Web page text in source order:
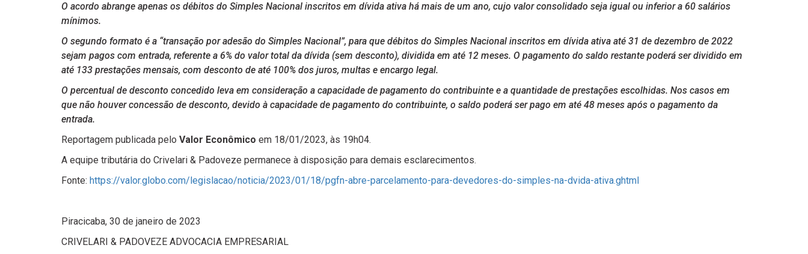
O acordo abrange apenas os débitos do Simples Nacional inscritos em dívida ativa há mais de um ano, cujo valor consolidado seja igual ou inferior a 60 salários
mínimos.
O segundo formato é a “transação por adesão do Simples Nacional”, para que débitos do Simples Nacional inscritos em dívida ativa até 31 de dezembro de 2022
sejam pagos com entrada, referente a 6% do valor total da dívida (sem desconto), dividida em até 12 meses. O pagamento do saldo restante poderá ser dividido em
até 133 prestações mensais, com desconto de até 100% dos juros, multas e encargo legal.
O percentual de desconto concedido leva em consideração a capacidade de pagamento do contribuinte e a quantidade de prestações escolhidas. Nos casos em
que não houver concessão de desconto, devido à capacidade de pagamento do contribuinte, o saldo poderá ser pago em até 48 meses após o pagamento da
entrada.
Reportagem publicada pelo Valor Econômico em 18/01/2023, às 19h04.
A equipe tributária do Crivelari & Padoveze permanece à disposição para demais esclarecimentos.
Fonte: https://valor.globo.com/legislacao/noticia/2023/01/18/pgfn-abre-parcelamento-para-devedores-do-simples-na-dvida-ativa.ghtml
Piracicaba, 30 de janeiro de 2023
CRIVELARI & PADOVEZE ADVOCACIA EMPRESARIAL